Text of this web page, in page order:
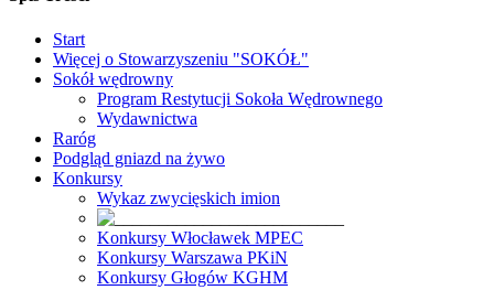
Start
Więcej o Stowarzyszeniu "SOKÓŁ"
Sokół wędrowny
Program Restytucji Sokoła Wędrownego
Wydawnictwa
Raróg
Podgląd gniazd na żywo
Konkursy
Wykaz zwycięskich imion
Konkursy Włocławek MPEC
Konkursy Warszawa PKiN
Konkursy Głogów KGHM